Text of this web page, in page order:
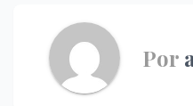
Por